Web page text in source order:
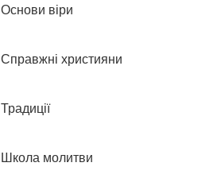
Основи віри
Справжні християни
Традиції
Школа молитви